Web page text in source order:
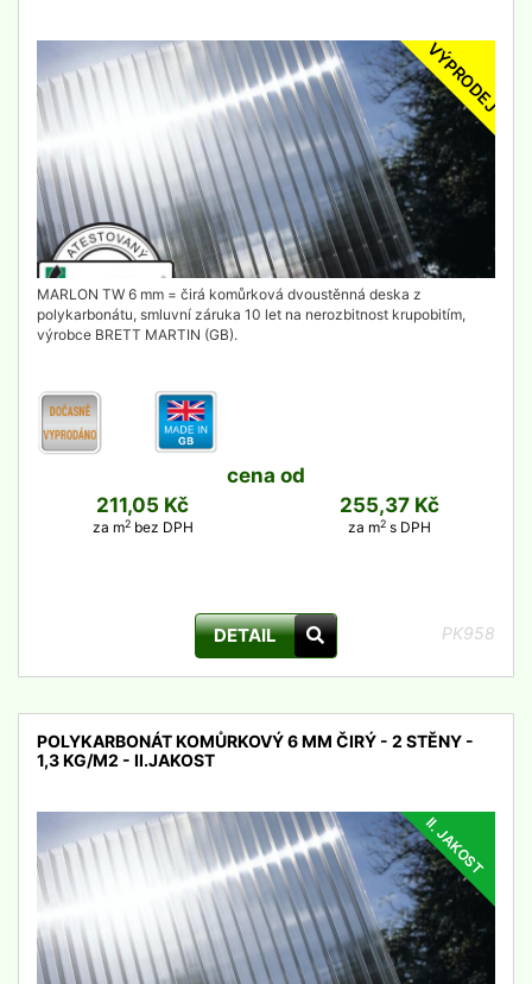
VÝPRODEJ
MARLON TW 6 mm = čirá komůrková dvoustěnná deska z
polykarbonátu, smluvní záruka 10 let na nerozbitnost krupobitím,
výrobce BRETT MARTIN (GB).
cena od
211,05 Kč
za m2bez DPH
255,37 Kč
za m2 s DPH
DETAIL PK958
POLYKARBONÁT KOMŮRKOVÝ 6 MM ČIRÝ - 2 STĚNY -
1,3 KG/M2 - II.JAKOST
II. JAKOST